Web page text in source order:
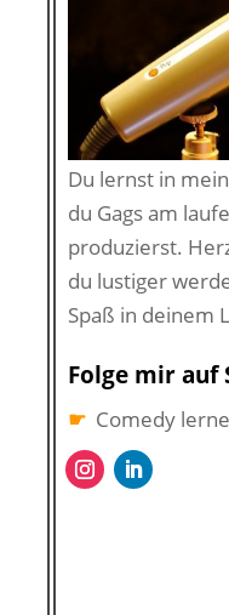
Du lernst in
du Gags am
produzierst.
du lustiger
Spaß in deinem
Folge mir auf
☛ Comedy